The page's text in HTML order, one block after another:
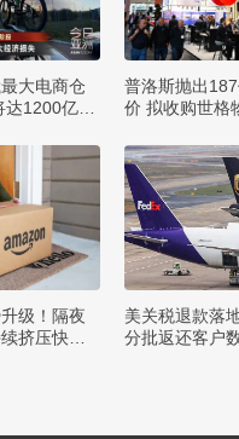
大电商仓
1200亿卢
普洛斯抛出
价 拟收购世格
级！隔夜
挤压快递
美关税退款落
分批返还客户